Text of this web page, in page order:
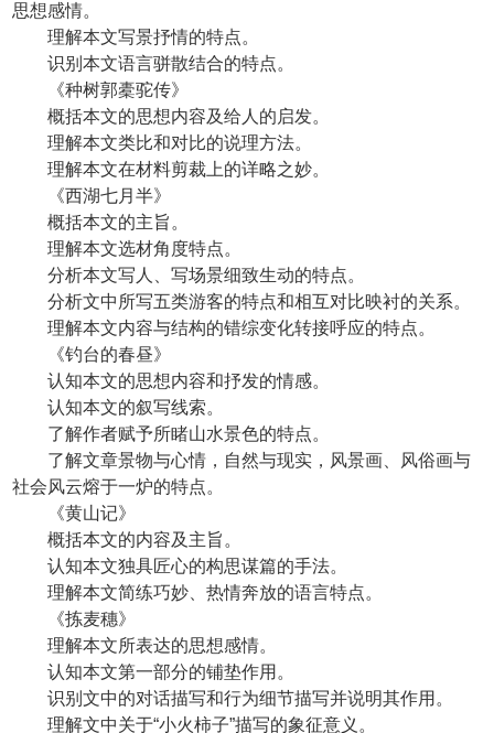
思想感情。
理解本文写景抒情的特点。
识别本文语言骈散结合的特点。
《种树郭橐驼传》
概括本文的思想内容及给人的启发。
理解本文类比和对比的说理方法。
理解本文在材料剪裁上的详略之妙。
《西湖七月半》
概括本文的主旨。
理解本文选材角度特点。
分析本文写人、写场景细致生动的特点。
分析文中所写五类游客的特点和相互对比映衬的关系。
理解本文内容与结构的错综变化转接呼应的特点。
《钓台的春昼》
认知本文的思想内容和抒发的情感。
认知本文的叙写线索。
了解作者赋予所睹山水景色的特点。
了解文章景物与心情，自然与现实，风景画、风俗画与
社会风云熔于一炉的特点。
《黄山记》
概括本文的内容及主旨。
认知本文独具匠心的构思谋篇的手法。
理解本文简练巧妙、热情奔放的语言特点。
《拣麦穗》
理解本文所表达的思想感情。
认知本文第一部分的铺垫作用。
识别文中的对话描写和行为细节描写并说明其作用。
理解文中关于“小火柿子”描写的象征意义。